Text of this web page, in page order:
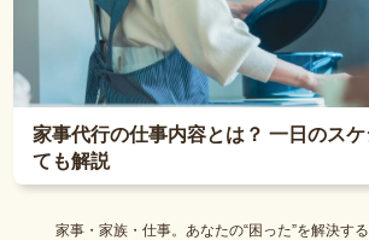
家事代行の仕事内容とは？ 一日のス
ても解説
家事・家族・仕事。あなたの“困った”を解決す